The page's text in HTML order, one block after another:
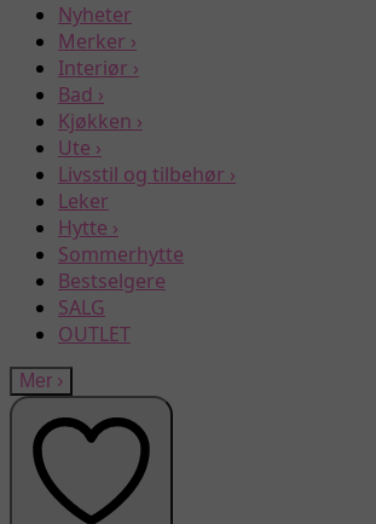
Nyheter
Merker ›
Interiør ›
Bad ›
Kjøkken ›
Ute ›
Livsstil og tilbehør ›
Leker
Hytte ›
Sommerhytte
Bestselgere
SALG
OUTLET
Mer ›